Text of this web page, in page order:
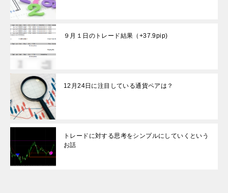
９月１日のトレード結果（+37.9pip)
12月24日に注目している通貨ペアは？
トレードに対する思考をシンプルにしていくという
お話